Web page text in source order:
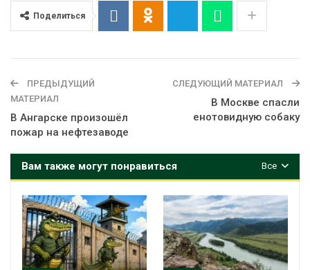
Поделиться
ПРЕДЫДУЩИЙ
МАТЕРИАЛ
В Ангарске произошёл
пожар на нефтезаводе
СЛЕДУЮЩИЙ МАТЕРИАЛ
В Москве спасли
енотовидную собаку
Все
Вам также могут понравиться